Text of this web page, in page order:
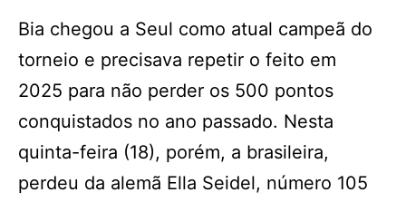
Bia chegou a Seul como atual campeã do
torneio e precisava repetir o feito em
2025 para não perder os 500 pontos
conquistados no ano passado. Nesta
quinta-feira (18), porém, a brasileira,
perdeu da alemã Ella Seidel, número 105